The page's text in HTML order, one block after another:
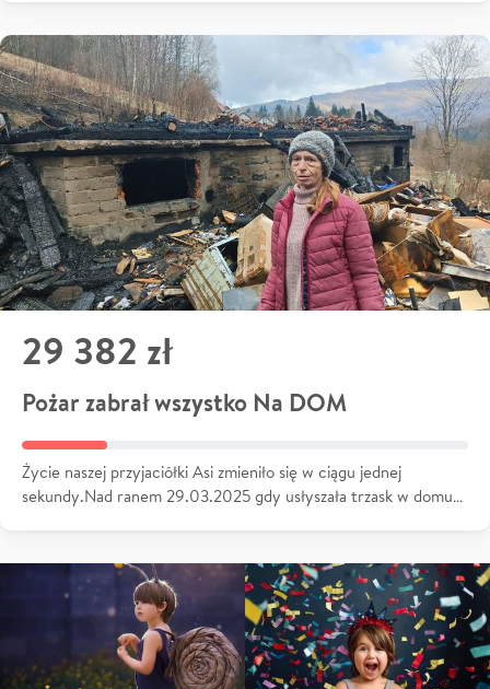
29 382 zł
Pożar zabrał wszystko Na DOM
Życie naszej przyjaciółki Asi zmieniło się w ciągu jednej
sekundy.Nad ranem 29.03.2025 gdy usłyszała trzask w domu…